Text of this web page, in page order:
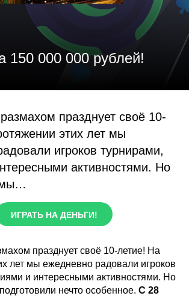
150 000 000 рублей!
празднует своё 10-
этих лет мы
игроков турнирами,
активностями. Но
мы…
ИГРАТЬ НА ДЕНЬГИ!
празднует своё 10-летие! На
лет мы ежедневно радовали игроков
и интересными активностями. Но
нечто особенное. С 28